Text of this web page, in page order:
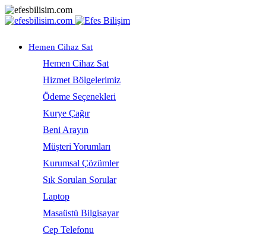
Hemen Cihaz Sat
Hemen Cihaz Sat
Hizmet Bölgelerimiz
Ödeme Seçenekleri
Kurye Çağır
Beni Arayın
Müşteri Yorumları
Kurumsal Çözümler
Sık Sorulan Sorular
Laptop
Masaüstü Bilgisayar
Cep Telefonu